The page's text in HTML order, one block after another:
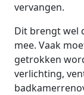
vervangen.
Dit brengt wel
mee. Vaak
getrokken
verlichting,